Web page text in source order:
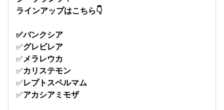
ラインアップはこちら👇
✅バンクシア
✅グレビレア
✅メラレウカ
✅カリステモン
✅レプトスペルマム
✅アカシアミモザ